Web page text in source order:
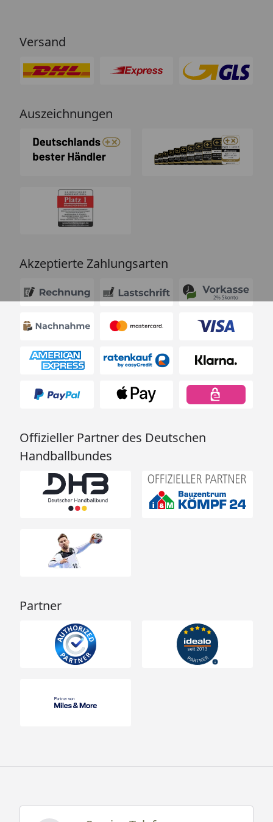
Versand
Auszeichnungen
Akzeptierte Zahlungsarten
Offizieller Partner des Deutschen
Handballbundes
Partner